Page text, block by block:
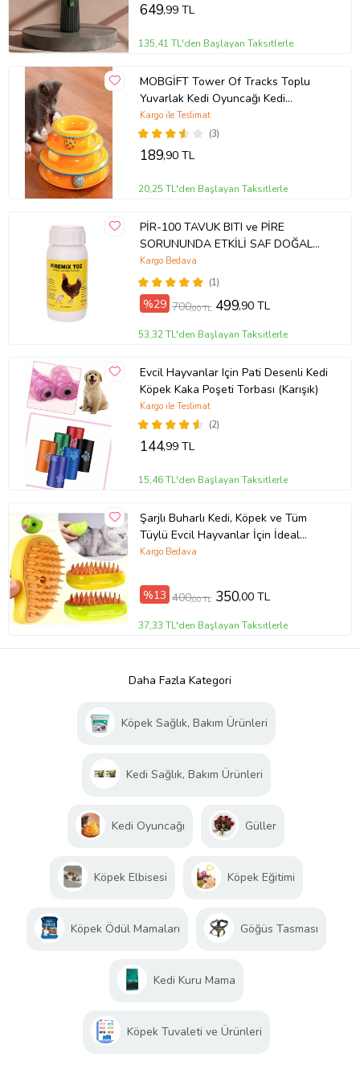
649,99 TL
135,41 TL'den Başlayan Taksitlerle
MOBGİFT Tower Of Tracks Toplu
Yuvarlak Kedi Oyuncağı Kedi
Eğlencesi
(3)
Kargo ile Teslimat
189,90 TL
20,25 TL'den Başlayan Taksitlerle
PİR-100 TAVUK BITI ve PİRE
SORUNUNDA ETKİLİ SAF DOĞAL
DİATOM TOPRAK 100 gr Di-Ar
ULTRA PİREMİX
(1)
Kargo Bedava
%29 700,00 TL 499,90 TL
53,32 TL'den Başlayan Taksitlerle
Evcil Hayvanlar Için Pati Desenli Kedi
Köpek Kaka Poşeti Torbası (Karışık)
(2)
Kargo ile Teslimat
144,99 TL
15,46 TL'den Başlayan Taksitlerle
Şarjlı Buharlı Kedi, Köpek ve Tüm
Tüylü Evcil Hayvanlar İçin İdeal
Yıkama Fırçası, Tarağı
Kargo Bedava
%13 400,00 TL 350,00 TL
37,33 TL'den Başlayan Taksitlerle
Daha Fazla Kategori
Köpek Sağlık, Bakım Ürünleri
Kedi Sağlık, Bakım Ürünleri
Kedi Oyuncağı Güller
Köpek Elbisesi Köpek Eğitimi
Köpek Ödül Mamaları Göğüs Tasması
Kedi Kuru Mama
Köpek Tuvaleti ve Ürünleri